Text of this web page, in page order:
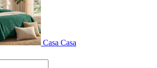
Casa Casa